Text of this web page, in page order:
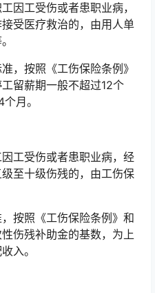
因工受伤或者患职业病，
受医疗救治的，由用人单
，按照《工伤保险条例》
留薪期一般不超过12个
月。
工受伤或者患职业病，经
至十级伤残的，由工伤保
按照《工伤保险条例》和
伤残补助金的基数，为上
入。